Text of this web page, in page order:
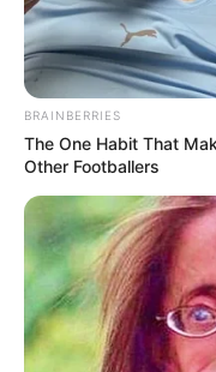
10 Pemain Drama
Imitation, Banyak
Dibintangi Idol KPop
BRAINBERRIES
The One Habit That
Other Footballers